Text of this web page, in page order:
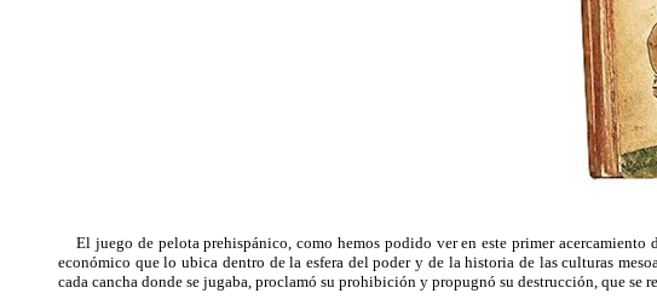
El juego de pelota prehispánico, como hemos podido ver en este primer acercamiento
económico que lo ubica dentro de la esfera del poder y de la historia de las culturas
cada cancha donde se jugaba, proclamó su prohibición y propugnó su destrucción, que se